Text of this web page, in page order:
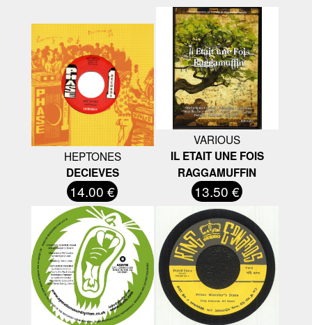
HEPTONES
DECIEVES
14.00 €
VARIOUS
IL ETAIT UNE FOIS
RAGGAMUFFIN
13.50 €